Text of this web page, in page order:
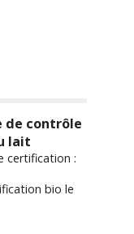
de contrôle
lait
certification :
bio le